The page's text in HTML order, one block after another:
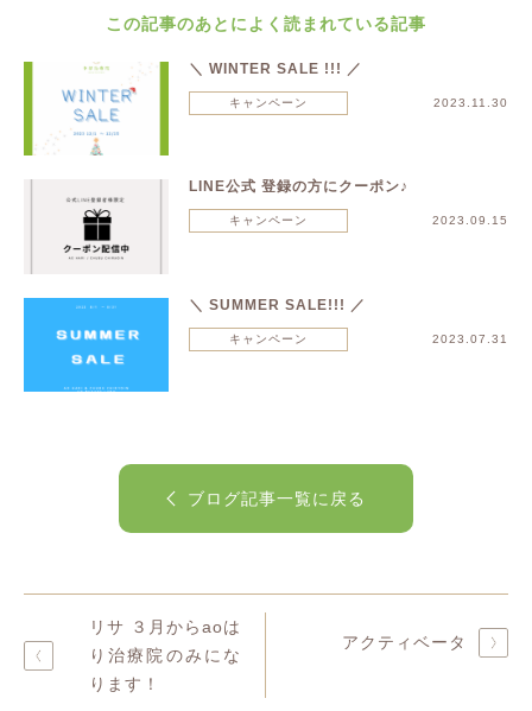
この記事のあとによく読まれている記事
＼ WINTER SALE !!! ／
キャンペーン 2023.11.30
LINE公式 登録の方にクーポン♪
キャンペーン 2023.09.15
＼ SUMMER SALE!!! ／
キャンペーン 2023.07.31
ブログ記事一覧に戻る
リサ ３月からaoは
り治療院のみにな
ります！
アクティベータ